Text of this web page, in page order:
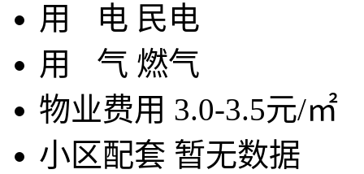
用
电 民电
用 气 燃气
物业费用 3.0-3.5元/㎡
小区配套 暂无数据